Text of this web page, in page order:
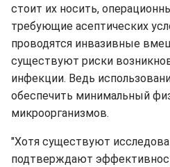
стоит их носить,
требующие асептических
проводятся инвазивные
существуют риски
инфекции. Ведь
обеспечить минимальный
микроорганизмов.
"Хотя существуют
подтверждают